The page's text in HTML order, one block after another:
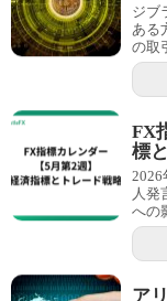
ジブ
ある
の取
FX
標
2026
人発
への
ア